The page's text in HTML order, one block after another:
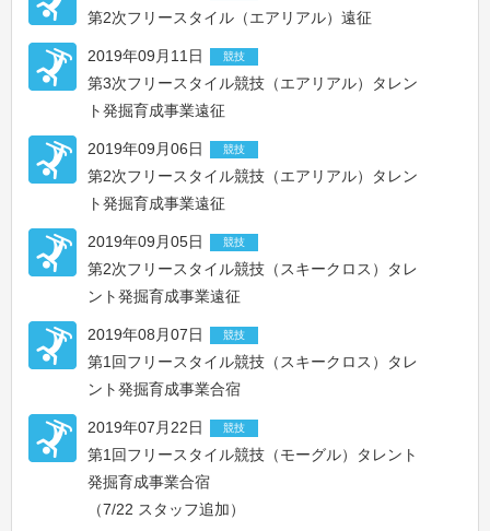
第2次フリースタイル（エアリアル）遠征
2019年09月11日 競技
第3次フリースタイル競技（エアリアル）タレン
ト発掘育成事業遠征
2019年09月06日 競技
第2次フリースタイル競技（エアリアル）タレン
ト発掘育成事業遠征
2019年09月05日 競技
第2次フリースタイル競技（スキークロス）タレ
ント発掘育成事業遠征
2019年08月07日 競技
第1回フリースタイル競技（スキークロス）タレ
ント発掘育成事業合宿
2019年07月22日 競技
第1回フリースタイル競技（モーグル）タレント
発掘育成事業合宿
（7/22 スタッフ追加）